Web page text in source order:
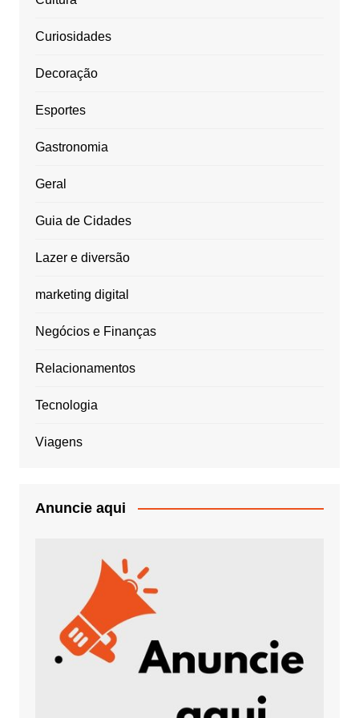
Curiosidades
Decoração
Esportes
Gastronomia
Geral
Guia de Cidades
Lazer e diversão
marketing digital
Negócios e Finanças
Relacionamentos
Tecnologia
Viagens
Anuncie aqui